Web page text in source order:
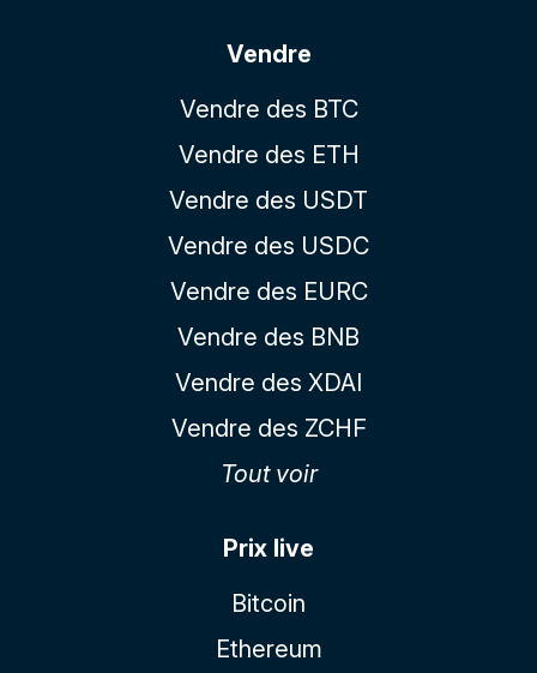
Vendre
Vendre des BTC
Vendre des ETH
Vendre des USDT
Vendre des USDC
Vendre des EURC
Vendre des BNB
Vendre des XDAI
Vendre des ZCHF
Tout voir
Prix live
Bitcoin
Ethereum